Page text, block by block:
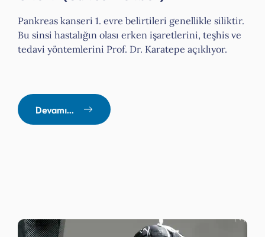
Pankreas kanseri 1. evre belirtileri genellikle siliktir.
Bu sinsi hastalığın olası erken işaretlerini, teşhis ve
tedavi yöntemlerini Prof. Dr. Karatepe açıklıyor.
Devamı...